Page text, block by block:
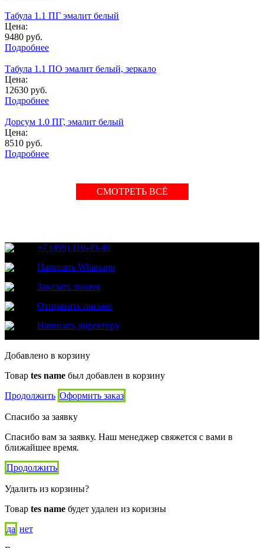
Табула 1.1 ПГ эмалит белый
Цена:
9480 руб.
Подробнее
Табула 1.1 ПО эмалит белый, зеркало
Цена:
12630 руб.
Подробнее
Дорсум 1.0 ПГ, эмалит белый
Цена:
8510 руб.
Подробнее
СМОТРЕТЬ ВСЁ
+7 (499) 110-49-40
Написать Whatsapp
Заказать звонок
Отправить письмо
Написать директору
Добавлено в корзину
Товар tes name был добавлен в корзину
Продолжить Оформить заказ
Спасибо за заявку
Спасибо вам за заявку. Наш менеджер свяжется с вами в
ближайшее время.
Продолжить
Удалить из корзины?
Товар tes name будет удален из коризны
да нет